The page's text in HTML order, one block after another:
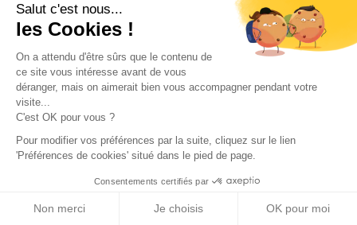
Salut c'est nous...
les Cookies !
On a attendu d'être sûrs que le contenu de
ce site vous intéresse avant de vous
déranger, mais on aimerait bien vous accompagner pendant votre
visite...
C'est OK pour vous ?
Pour modifier vos préférences par la suite, cliquez sur le lien
'Préférences de cookies' situé dans le pied de page.
Consentements certifiés par
Non merci Je choisis OK pour moi
Pourquoi faire confiance à
Archidvisor pour votre projet
?
Nos engagements